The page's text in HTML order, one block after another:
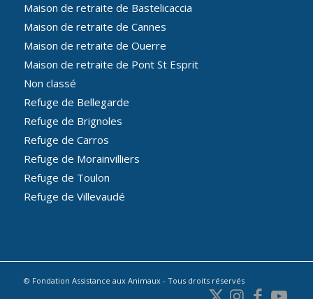
Maison de retraite de Bastelicaccia
Maison de retraite de Cannes
Maison de retraite de Ouerre
Maison de retraite de Pont St Esprit
Non classé
Refuge de Bellegarde
Refuge de Brignoles
Refuge de Carros
Refuge de Morainvilliers
Refuge de Toulon
Refuge de Villevaudé
© Fondation Assistance aux Animaux - Tous droits réservés